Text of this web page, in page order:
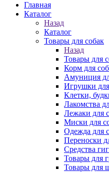
Главная
Каталог
Назад
Каталог
Товары для собак
Назад
Товары для
Корм для
Амуниция
Игрушки
Клетки,
Лакомства
Лежаки для
Миски для
Одежда для
Переноски
Средства
Товары для
Товары для